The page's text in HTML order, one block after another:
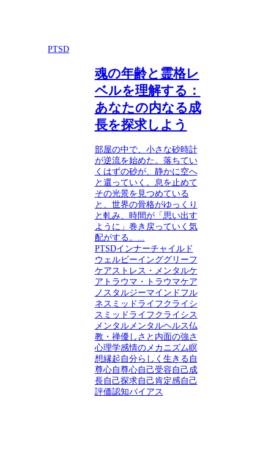
PTSD
魂の年齢と霊格レ
ベルを理解する：
あなたの内なる成
長を探求しよう
部屋の中で、小さな砂時計
が逆流を始めた。落ちてい
くはずの砂が、静かに空へ
と還っていく。息を止めて
その光景を見つめている
と、世界の骨格がゆっくり
と軋み、時間が「思い出す
ように」巻き戻っていく気
配がする。...
PTSDインナーチャイルド
ウェルビーインググリーフ
ケア ストレス・メンタルケ
ア トラウマ・トラウマケア
ノスタルジーマインドフル
ネス ミッドライフクライシ
ス ミッドライフクライシス
メンタルメンタルヘルス仏
教・禅優しさと内面の強さ
心理学感情のメカニズム瞑
想縁起 自分らしく生きる 自
尊心自尊心自己受容 自己成
長自己探求自己肯定感自己
評価認知バイアス